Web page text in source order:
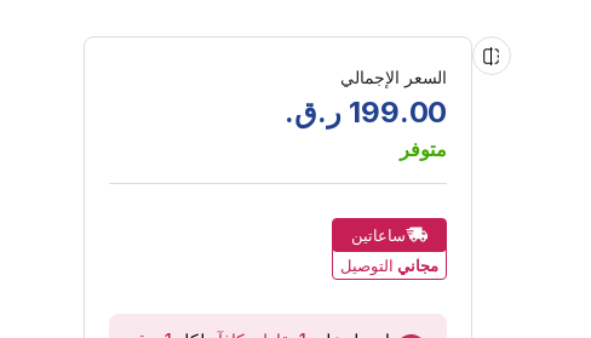
السعر الإجمالي
199.00 ر.ق.
متوفر
ساعاتين
مجاني التوصيل